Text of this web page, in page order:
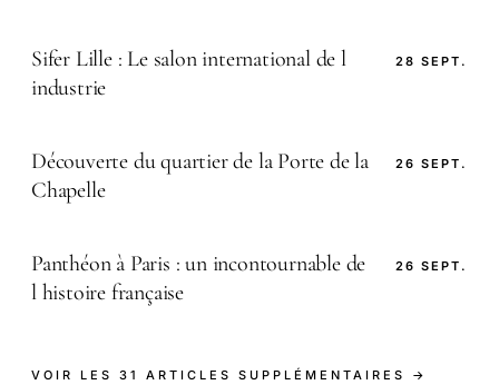
Sifer Lille : Le salon international de l
industrie
28 SEPT.
Découverte du quartier de la Porte de la
Chapelle
26 SEPT.
Panthéon à Paris : un incontournable de
l histoire française
26 SEPT.
VOIR LES 31 ARTICLES SUPPLÉMENTAIRES →